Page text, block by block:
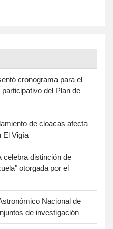
cronograma para el
del Plan de
de cloacas afecta
El Vigía
celebra distinción de
otorgada por el
Nacional de
de investigación